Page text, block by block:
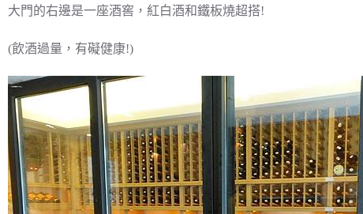
大門的右邊是一座酒窖，紅白酒和鐵板燒超搭!
(飲酒過量，有礙健康!)